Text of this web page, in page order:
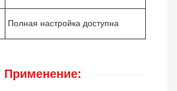
Полная настройка доступна
Применение: